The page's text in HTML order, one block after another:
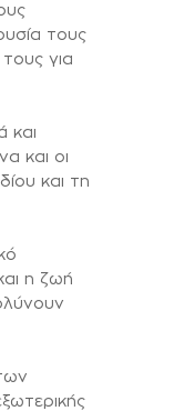
τους
για
και
και οι
και τη
η ζωή